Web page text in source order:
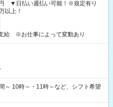
円 ▼日払い週払い可能！※規定有り
以上！
給 ※お仕事によって変動あり
10時～・11時～など、シフト希望